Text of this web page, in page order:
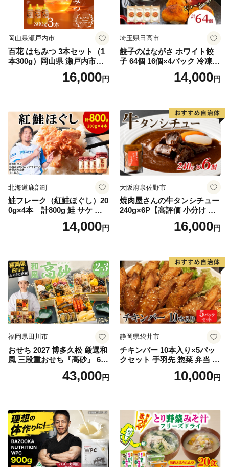
岡山県瀬戸内市
百花 はちみつ 3本セット（1
本300g）岡山県 瀬戸内市産
石黒農園 ヨーグルト パン 砂
糖の代わり 香り高い いい香
16,000円
埼玉県日高市
餃子のはながさ ホワイト餃
子 64個 16個×4パック 冷凍
中華 点心 B級グルメ ご当地
野菜 おつまみ おかず 簡単調
ー ギフト お取り寄せ 日高市
14,000円
北海道鹿部町
鮭フレーク（紅鮭ほぐし）20
0g×4本 計800g 鮭 サケ 鮭
ほぐし サケフレーク シャケ
フレーク 鮭フレーク14,000円
大阪府泉佐野市
焼肉屋さんの牛タンシチュー
240g×6P【高評価 小分け 惣
菜 牛たん 一人暮らし 冷凍】
16,000円
福岡県田川市
おせち 2027 博多久松 厳選和
風 三段重おせち『高砂』 6.5
寸 3段重 2～3人前 おせち料
理 重箱 お正月 冷凍おせち 縁
ち 本格おせち おせち予約 年
末 年始 お取り寄せ 新春 贅沢
おせち こだわりおせち 惣菜
老舗おせち ふるさと納税お
せち 御節 お節料理 正月 調理
不要 おせち料理2027
43,000円
静岡県袋井市
チキンバー 10本入り×5パッ
クセット 手羽先 惣菜 弁当 お
かず お酒 おつまみ ギフト キ
ャンプ アウトドア キャンプ
10,000円